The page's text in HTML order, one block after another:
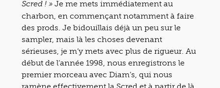
Scred ! » Je me mets immédiatement au
charbon, en commençant notamment à faire
des prods. Je bidouillais déjà un peu sur le
sampler, mais là les choses devenant
sérieuses, je m’y mets avec plus de rigueur. Au
début de l’année 1998, nous enregistrons le
premier morceau avec Diam’s, qui nous
ramène effectivement la Scred et à partir de là,